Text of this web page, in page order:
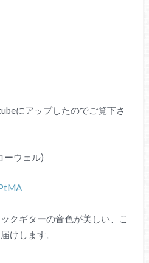
にアップしたのでご覧下さ
ーウェル)
クギターの音色が美しい、こ
けします。